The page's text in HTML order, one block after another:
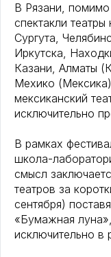
В Рязани, помимо
спектакли
Сургута,
Иркутска,
Казани, Алматы
Мехико
мексиканский
исключительно
В рамках
школа-
смысл
театров за
сентября)
«Бумажная
исключительно в